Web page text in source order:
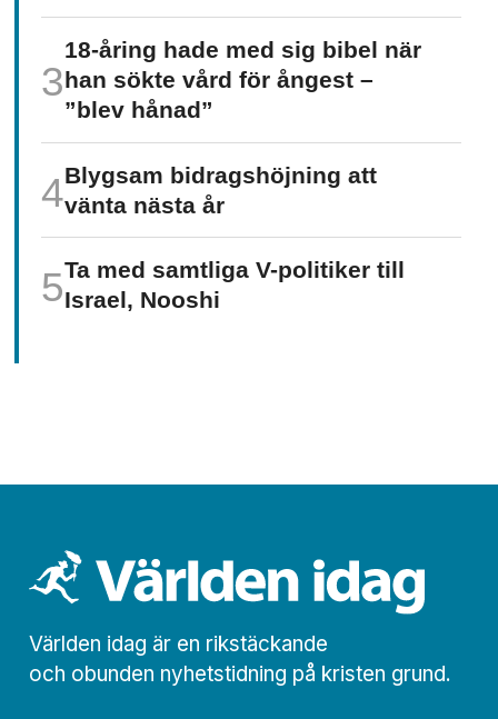
18-åring hade med sig bibel när
han sökte vård för ångest –
”blev hånad”
Blygsam bidrags­höjning att
vänta nästa år
Ta med samtliga V-politiker till
Israel, Nooshi
Världen idag är en rikstäckande
och obunden nyhets­­­tidning på kristen grund.